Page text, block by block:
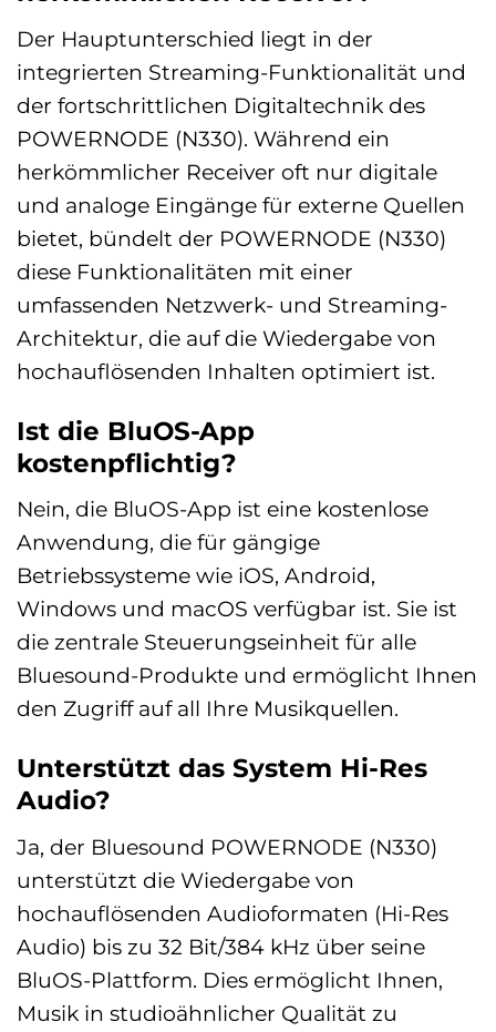
Der Hauptunterschied liegt in der
integrierten Streaming-Funktionalität und
der fortschrittlichen Digitaltechnik des
POWERNODE (N330). Während ein
herkömmlicher Receiver oft nur digitale
und analoge Eingänge für externe Quellen
bietet, bündelt der POWERNODE (N330)
diese Funktionalitäten mit einer
umfassenden Netzwerk- und Streaming-
Architektur, die auf die Wiedergabe von
hochauflösenden Inhalten optimiert ist.
Ist die BluOS-App
kostenpflichtig?
Nein, die BluOS-App ist eine kostenlose
Anwendung, die für gängige
Betriebssysteme wie iOS, Android,
Windows und macOS verfügbar ist. Sie ist
die zentrale Steuerungseinheit für alle
Bluesound-Produkte und ermöglicht Ihnen
den Zugriff auf all Ihre Musikquellen.
Unterstützt das System Hi-Res
Audio?
Ja, der Bluesound POWERNODE (N330)
unterstützt die Wiedergabe von
hochauflösenden Audioformaten (Hi-Res
Audio) bis zu 32 Bit/384 kHz über seine
BluOS-Plattform. Dies ermöglicht Ihnen,
Musik in studioähnlicher Qualität zu